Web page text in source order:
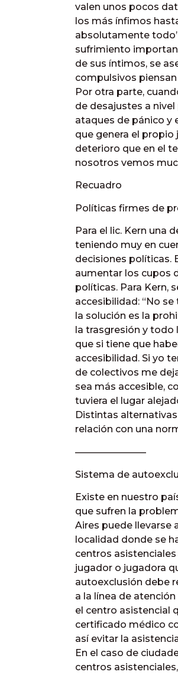
valen unos pocos
los más ínfimos
absolutamente
sufrimiento
de sus íntimos, se
compulsivos
Por otra parte,
de desajustes a
ataques de pánico y
que genera el propio
deterioro que en el
nosotros vemos
Recuadro
Políticas firmes de
Para el lic. Kern una
teniendo muy en
decisiones políticas.
aumentar los cupos
políticas. Para Kern,
accesibilidad: “No
la solución es la
la trasgresión y todo
que si tiene que
accesibilidad. Si yo
de colectivos me
sea más accesible,
tuviera el lugar
Distintas
relación con una
———————–
Sistema de
Existe en nuestro
que sufren la
Aires puede llevarse
localidad donde se
centros
jugador o jugadora
autoexclusión debe
a la línea de
el centro asistencial
certificado médico
así evitar la
En el caso de
centros